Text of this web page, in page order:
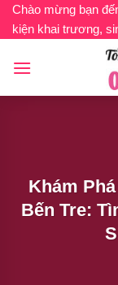
Bỏ
qua
dung
Chào mừng bạn
kiện khai trương,
Khám
Bến Tre: